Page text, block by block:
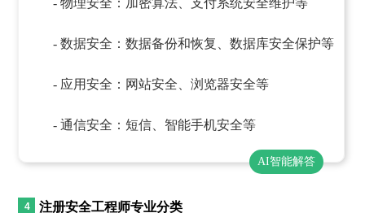
AI智能解答
- 数据安全：数据备份和恢复、数据库安全保护等
- 应用安全：网站安全、浏览器安全等
- 通信安全：短信、智能手机安全等
注册安全工程师专业分类